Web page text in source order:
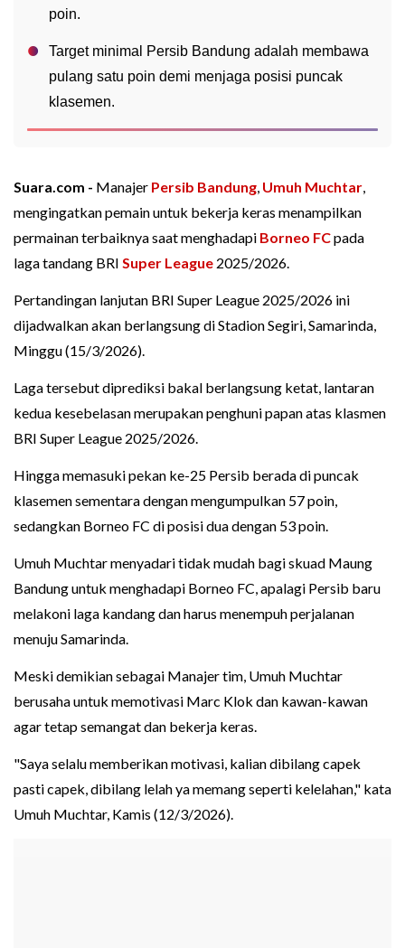
poin.
Target minimal Persib Bandung adalah membawa
pulang satu poin demi menjaga posisi puncak
klasemen.
Suara.com - Manajer Persib Bandung, Umuh Muchtar,
mengingatkan pemain untuk bekerja keras menampilkan
permainan terbaiknya saat menghadapi Borneo FCpada
laga tandang BRI Super League 2025/2026.
Pertandingan lanjutan BRI Super League 2025/2026 ini
dijadwalkan akan berlangsung di Stadion Segiri, Samarinda,
Minggu (15/3/2026).
Laga tersebut diprediksi bakal berlangsung ketat, lantaran
kedua kesebelasan merupakan penghuni papan atas klasmen
BRI Super League 2025/2026.
Hingga memasuki pekan ke-25 Persib berada di puncak
klasemen sementara dengan mengumpulkan 57 poin,
sedangkan Borneo FC di posisi dua dengan 53 poin.
Umuh Muchtar menyadari tidak mudah bagi skuad Maung
Bandung untuk menghadapi Borneo FC, apalagi Persib baru
melakoni laga kandang dan harus menempuh perjalanan
menuju Samarinda.
Meski demikian sebagai Manajer tim, Umuh Muchtar
berusaha untuk memotivasi Marc Klok dan kawan-kawan
agar tetap semangat dan bekerja keras.
"Saya selalu memberikan motivasi, kalian dibilang capek
pasti capek, dibilang lelah ya memang seperti kelelahan," kata
Umuh Muchtar, Kamis (12/3/2026).